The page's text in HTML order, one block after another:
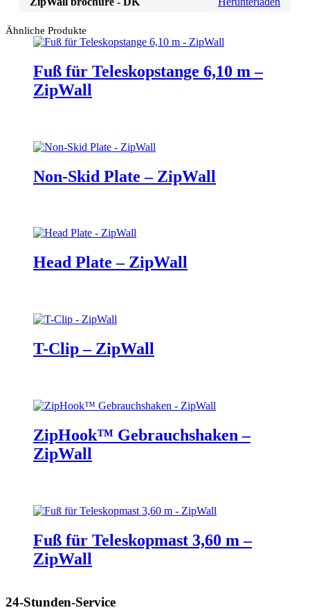
Ähnliche Produkte
Fuß für Teleskopstange 6,10 m –
ZipWall
Non-Skid Plate – ZipWall
Head Plate – ZipWall
T-Clip – ZipWall
ZipHook™ Gebrauchshaken –
ZipWall
Fuß für Teleskopmast 3,60 m –
ZipWall
24-Stunden-Service